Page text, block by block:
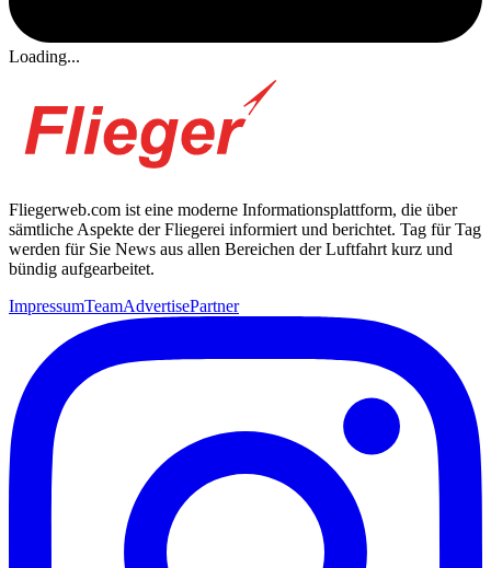
Loading...
Fliegerweb.com ist eine moderne Informationsplattform, die über
sämtliche Aspekte der Fliegerei informiert und berichtet. Tag für Tag
werden für Sie News aus allen Bereichen der Luftfahrt kurz und
bündig aufgearbeitet.
ImpressumTeamAdvertisePartner